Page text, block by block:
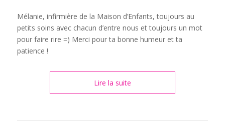
Mélanie, infirmière de la Maison d’Enfants, toujours au
petits soins avec chacun d’entre nous et toujours un mot
pour faire rire =) Merci pour ta bonne humeur et ta
patience !
Lire la suite